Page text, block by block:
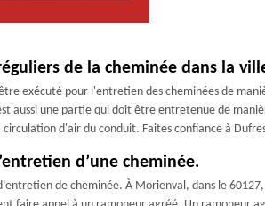
de la cheminée dans la
exécuté pour l'entretien des cheminées de
aussi une partie qui doit être entretenue de
d'air du conduit. Faites confiance à
d’une cheminée.
de cheminée. À Morienval, dans le